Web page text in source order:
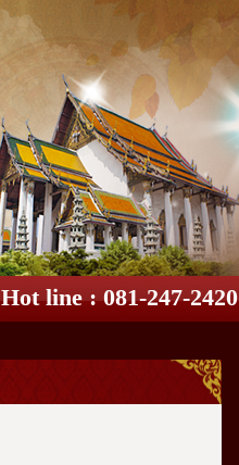
Hot line : 081-247-2420